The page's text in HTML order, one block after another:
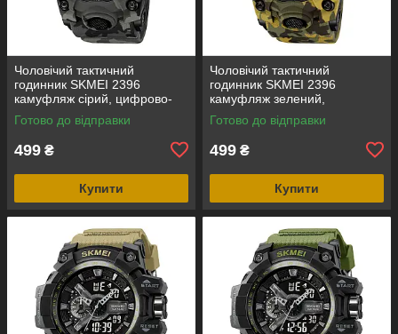
Чоловічий тактичний
годинник SKMEI 2396
камуфляж сірий, цифрово-
аналоговий, водозахист 5
ATM
Готово до відправки
499 ₴
Купити
Чоловічий тактичний
годинник SKMEI 2396
камуфляж зелений,
цифрово-аналоговий,
водозахист 5 ATM
Готово до відправки
499 ₴
Купити